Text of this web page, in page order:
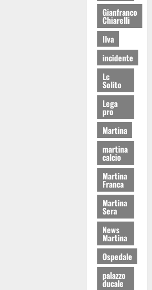
Gianfranco
Chiarelli
Ilva
incidente
Lc
Solito
Lega
pro
Martina
martina
calcio
Martina
Franca
Martina
Sera
News
Martina
Ospedale
palazzo
ducale